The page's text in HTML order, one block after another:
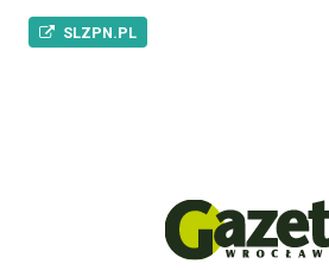
SLZPN.PL